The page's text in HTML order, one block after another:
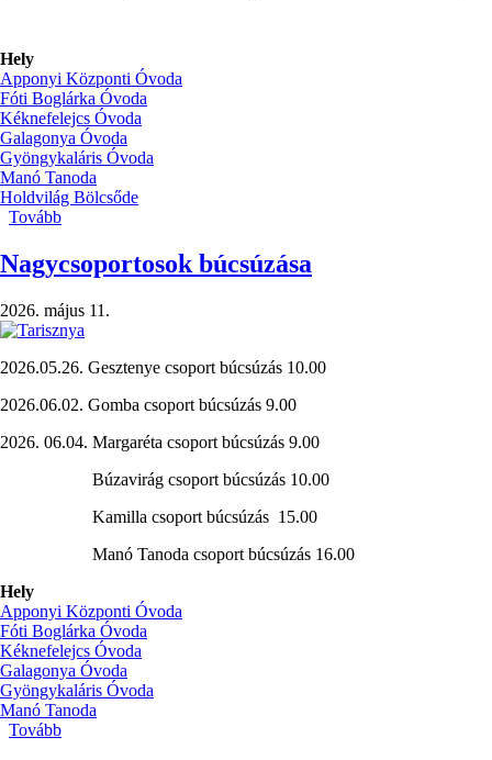
Hely
Apponyi Központi Óvoda
Fóti Boglárka Óvoda
Kéknefelejcs Óvoda
Galagonya Óvoda
Gyöngykaláris Óvoda
Manó Tanoda
Holdvilág Bölcsőde
Tovább
munkanapok)
Nagycsoportosok búcsúzása
2026. május 11.
2026.05.26. Gesztenye csoport búcsúzás 10.00
2026.06.02. Gomba csoport búcsúzás 9.00
2026. 06.04. Margaréta csoport búcsúzás 9.00
Búzavirág csoport búcsúzás 10.00
Kamilla csoport búcsúzás 15.00
Manó Tanoda csoport búcsúzás 16.00
Hely
Apponyi Központi Óvoda
Fóti Boglárka Óvoda
Kéknefelejcs Óvoda
Galagonya Óvoda
Gyöngykaláris Óvoda
Manó Tanoda
Tovább